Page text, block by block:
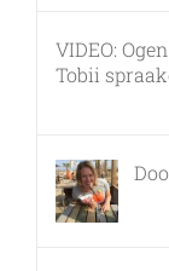
VIDEO:
Tobii